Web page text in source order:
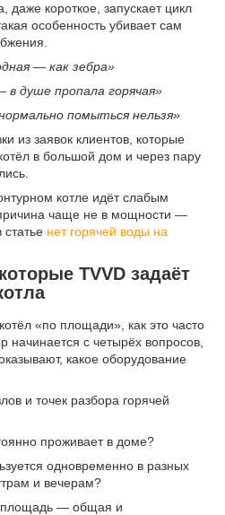
даже короткое, запускает цикл
особенность убивает сам
— как зебра»
душе пропала горячая»
помыться нельзя»
из заявок клиентов, которые
в большой дом и через пару
котле идёт слабым
чаще не в мощности —
нет горячей воды на
TVVD задаёт
«по площади», как это часто
начинается с четырёх вопросов,
какое оборудование
и точек разбора горячей
проживает в доме?
одновременно в разных
и вечерам?
площадь — общая и